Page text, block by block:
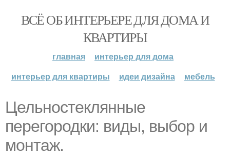
ВСЁ ОБ ИНТЕРЬЕРЕ ДЛЯ ДОМА И
КВАРТИРЫ
главная
интерьер для дома
интерьер для квартиры
идеи дизайна мебель
Цельностеклянные
перегородки: виды, выбор и
монтаж.